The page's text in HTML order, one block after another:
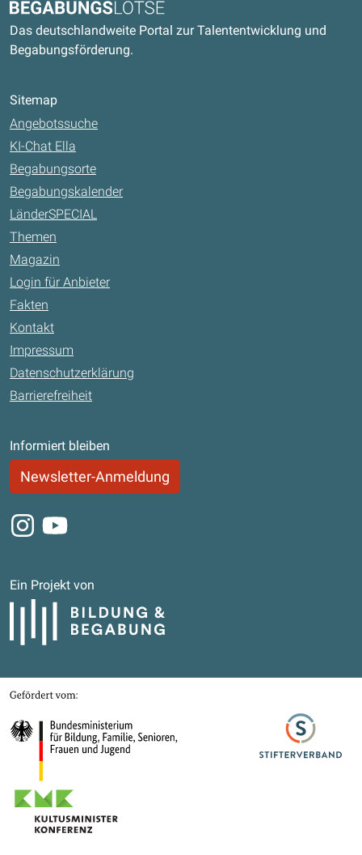
Begabungslotse
Das deutschlandweite Portal zur Talententwicklung und
Begabungsförderung.
Sitemap
Angebotssuche
KI-Chat Ella
Begabungsorte
Begabungskalender
LänderSPECIAL
Themen
Magazin
Login für Anbieter
Fakten
Kontakt
Impressum
Datenschutzerklärung
Barrierefreiheit
Informiert bleiben
Newsletter-Anmeldung
Instagram
Youtube
Ein Projekt von
Bildung und Begabung
Gefördert von
Bundesministerium für Bildung, Familie, Senioren, Frauen und Jugend
Stifterverband
Kultusministerkonferenz